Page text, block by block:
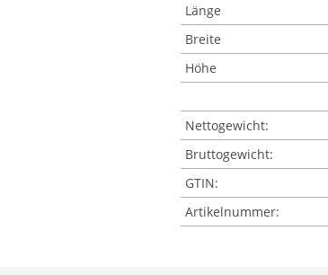
Länge
Breite
Höhe
Nettogewicht:
Bruttogewicht:
GTIN:
Artikelnummer: